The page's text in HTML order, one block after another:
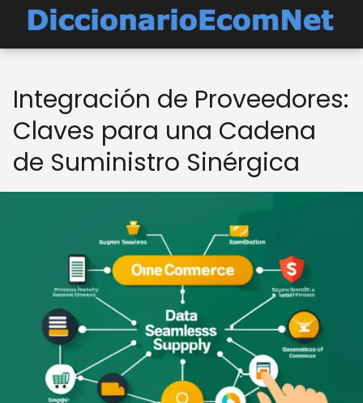
Integración de Proveedores:
Claves para una Cadena
de Suministro Sinérgica